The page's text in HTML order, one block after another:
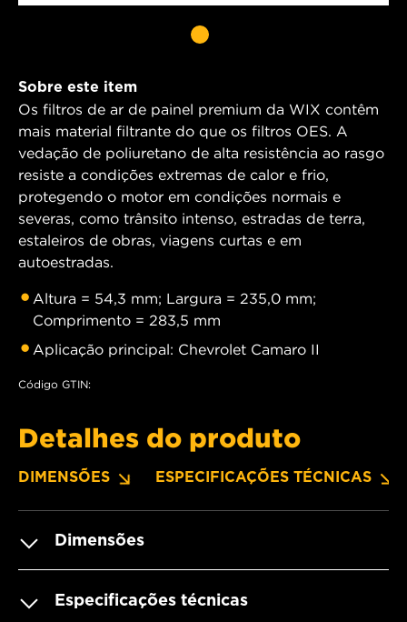
Sobre este item
Os filtros de ar de painel premium da WIX contêm
mais material filtrante do que os filtros OES. A
vedação de poliuretano de alta resistência ao rasgo
resiste a condições extremas de calor e frio,
protegendo o motor em condições normais e
severas, como trânsito intenso, estradas de terra,
estaleiros de obras, viagens curtas e em
autoestradas.
Altura = 54,3 mm; Largura = 235,0 mm;
Comprimento = 283,5 mm
Aplicação principal: Chevrolet Camaro II
Código GTIN:
Detalhes do produto
DIMENSÕES ESPECIFICAÇÕES TÉCNICAS
Dimensões
Especificações técnicas